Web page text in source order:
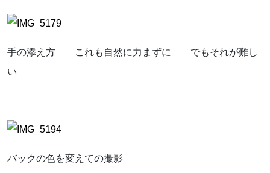
手の添え方 これも自然に力まずに でもそれが難し
い
バックの色を変えての撮影